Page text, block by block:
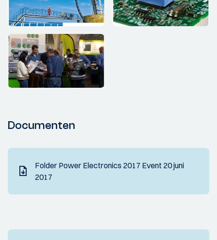
Documenten
Folder Power Electronics 2017 Event 20 juni
2017